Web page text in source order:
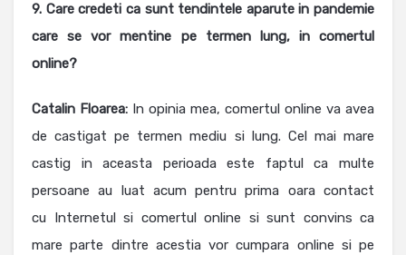
9. Care credeti ca sunt tendintele aparute in pandemie
care se vor mentine pe termen lung, in comertul
online?
Catalin Floarea: In opinia mea, comertul online va avea
de castigat pe termen mediu si lung. Cel mai mare
castig in aceasta perioada este faptul ca multe
persoane au luat acum pentru prima oara contact
cu Internetul si comertul online si sunt convins ca
mare parte dintre acestia vor cumpara online si pe